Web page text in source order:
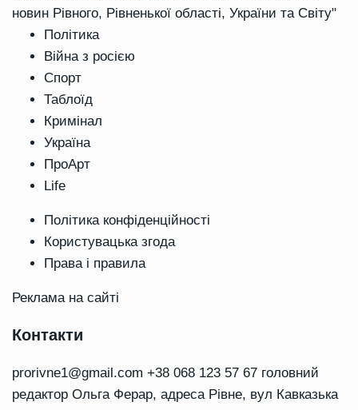
новин Рівного, Рівненької області, України та Світу"
Політика
Війна з росією
Спорт
Таблоїд
Кримінал
Україна
ПроАрт
Life
Політика конфіденційності
Користувацька згода
Права і правила
Реклама на сайті
Контакти
prorivne1@gmail.com +38 068 123 57 67 головний
редактор Ольга Ферар, адреса Рівне, вул Кавказька